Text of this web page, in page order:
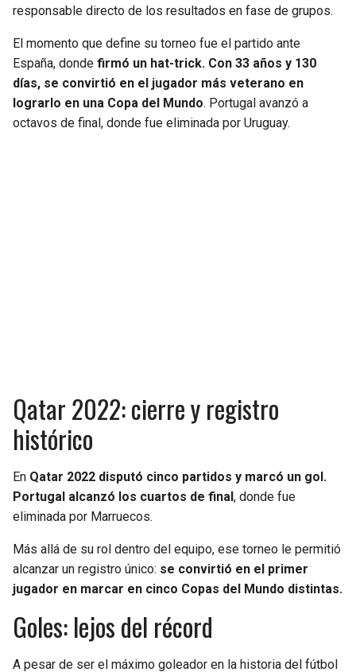
responsable directo de los resultados en fase de grupos.
El momento que define su torneo fue el partido ante
España, donde firmó un hat-trick. Con 33 años y 130
días, se convirtió en el jugador más veterano en
lograrlo en una Copa del Mundo. Portugal avanzó a
octavos de final, donde fue eliminada por Uruguay.
Qatar 2022: cierre y registro
histórico
En Qatar 2022 disputó cinco partidos y marcó un gol.
Portugal alcanzó los cuartos de final , donde fue
eliminada por Marruecos.
Más allá de su rol dentro del equipo, ese torneo le permitió
alcanzar un registro único: se convirtió en el primer
jugador en marcar en cinco Copas del Mundo distintas.
Goles: lejos del récord
A pesar de ser el máximo goleador en la historia del fútbol